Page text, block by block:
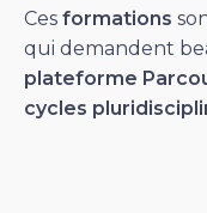
Ces formations
qui demandent
plateforme
cycles